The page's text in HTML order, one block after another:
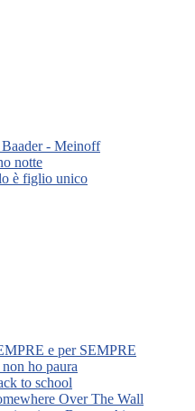
- Meinoff
notte
è figlio unico
e per SEMPRE
ho paura
to school
Over The Wall